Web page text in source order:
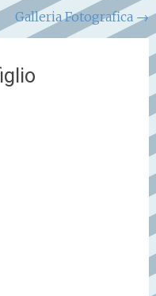
Galleria Fotografica →